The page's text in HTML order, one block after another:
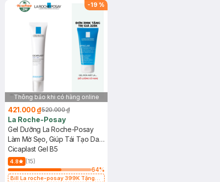
-19 %
Thông báo khi có hàng online
421.000 ₫520.000 ₫
La Roche-Posay
Gel Dưỡng La Roche-Posay
Làm Mờ Sẹo, Giúp Tái Tạo Da
40ml
Cicaplast Gel B5
4.8
(15)
64%
Bill La roche-posay 399K Tặng